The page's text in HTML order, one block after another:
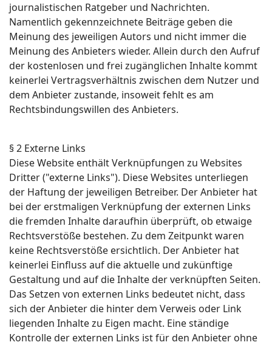
journalistischen Ratgeber und Nachrichten.
Namentlich gekennzeichnete Beiträge geben die
Meinung des jeweiligen Autors und nicht immer die
Meinung des Anbieters wieder. Allein durch den Aufruf
der kostenlosen und frei zugänglichen Inhalte kommt
keinerlei Vertragsverhältnis zwischen dem Nutzer und
dem Anbieter zustande, insoweit fehlt es am
Rechtsbindungswillen des Anbieters.
§ 2 Externe Links
Diese Website enthält Verknüpfungen zu Websites
Dritter ("externe Links"). Diese Websites unterliegen
der Haftung der jeweiligen Betreiber. Der Anbieter hat
bei der erstmaligen Verknüpfung der externen Links
die fremden Inhalte daraufhin überprüft, ob etwaige
Rechtsverstöße bestehen. Zu dem Zeitpunkt waren
keine Rechtsverstöße ersichtlich. Der Anbieter hat
keinerlei Einfluss auf die aktuelle und zukünftige
Gestaltung und auf die Inhalte der verknüpften Seiten.
Das Setzen von externen Links bedeutet nicht, dass
sich der Anbieter die hinter dem Verweis oder Link
liegenden Inhalte zu Eigen macht. Eine ständige
Kontrolle der externen Links ist für den Anbieter ohne